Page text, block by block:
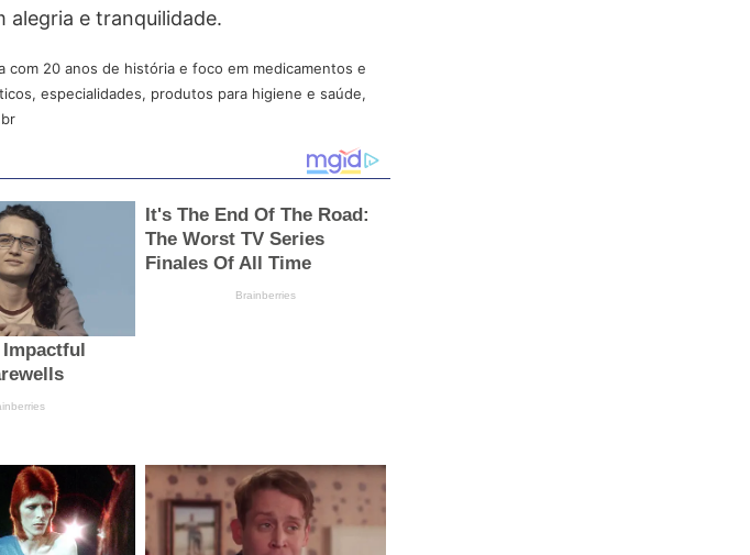
alegria e tranquilidade.
com 20 anos de história e foco em medicamentos e
especialidades, produtos para higiene e saúde,